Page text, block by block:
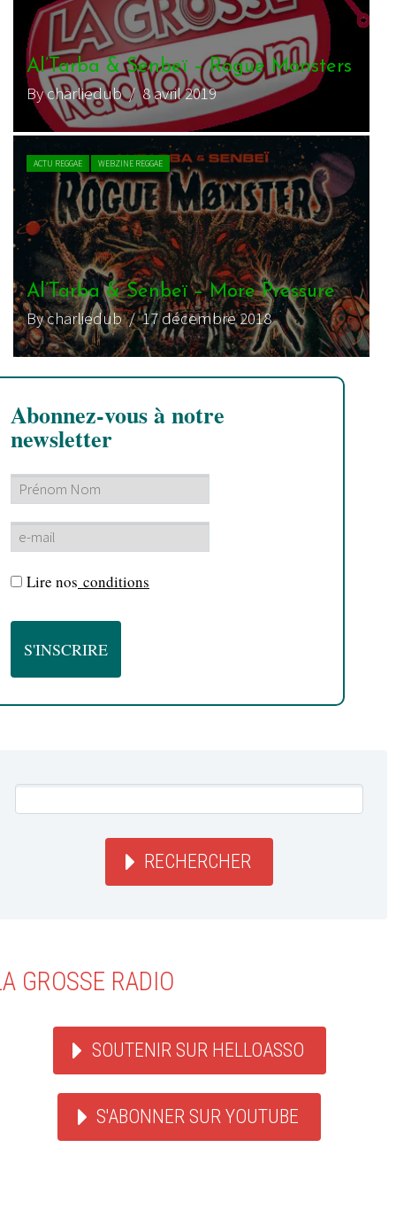
Al’Tarba & Senbeï – Rogue Monsters
By charliedub/ 8 avril 2019
ACTU REGGAE WEBZINE REGGAE
Al’Tarba & Senbeï – More Pressure
By charliedub/ 17 décembre 2018
Abonnez-vous à notre
newsletter
Lire nos conditions
RECHERCHER
GROSSE RADIO
SOUTENIR SUR HELLOASSO
S'ABONNER SUR YOUTUBE